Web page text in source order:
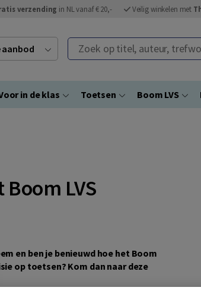
verzending in NL vanaf € 20,- Veilig winkelen met
aanbod Zoek op titel, auteur, trefwoord
in de klas Toetsen Boom LVS
LVS
en ben je benieuwd hoe het Boom
op toetsen? Kom dan naar deze